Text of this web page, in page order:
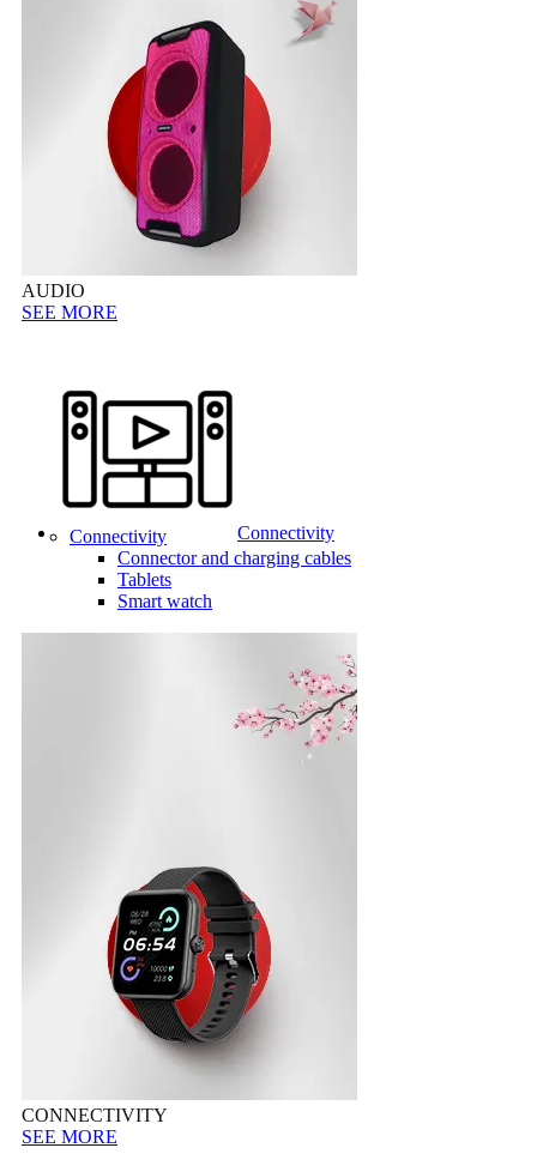
AUDIO
SEE MORE
Connectivity
Connectivity
Connector and charging cables
Tablets
Smart watch
CONNECTIVITY
SEE MORE